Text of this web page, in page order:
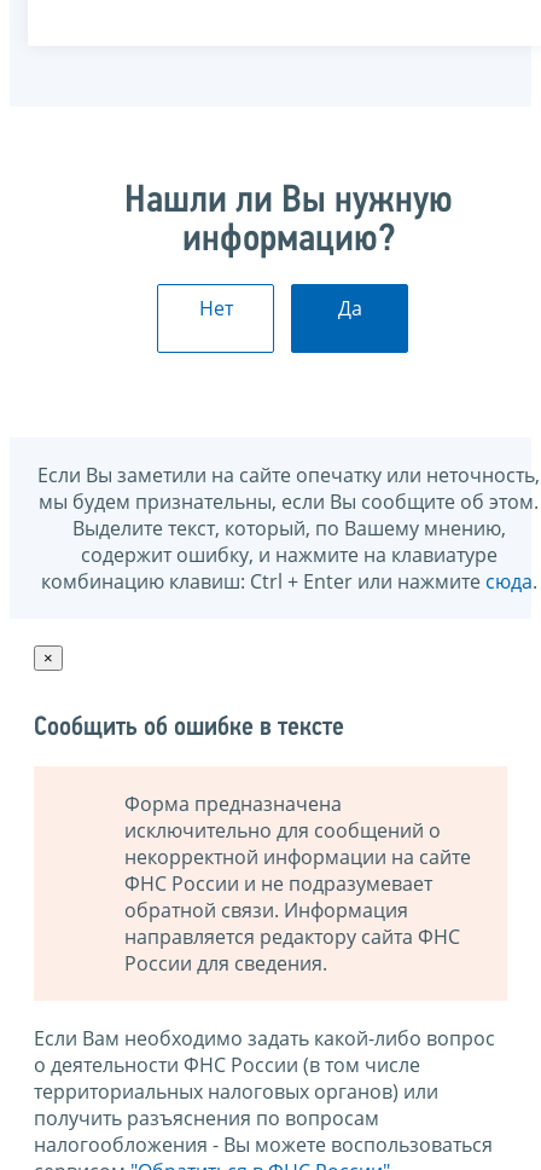
Нашли ли Вы нужную
информацию?
Нет Да
Если Вы заметили на сайте опечатку или неточность,
мы будем признательны, если Вы сообщите об этом.
Выделите текст, который, по Вашему мнению,
содержит ошибку, и нажмите на клавиатуре
комбинацию клавиш: Ctrl + Enter или нажмите сюда.
×
Сообщить об ошибке в тексте
Форма предназначена
исключительно для сообщений о
некорректной информации на сайте
ФНС России и не подразумевает
обратной связи. Информация
направляется редактору сайта ФНС
России для сведения.
Если Вам необходимо задать какой-либо вопрос
о деятельности ФНС России (в том числе
территориальных налоговых органов) или
получить разъяснения по вопросам
налогообложения - Вы можете воспользоваться